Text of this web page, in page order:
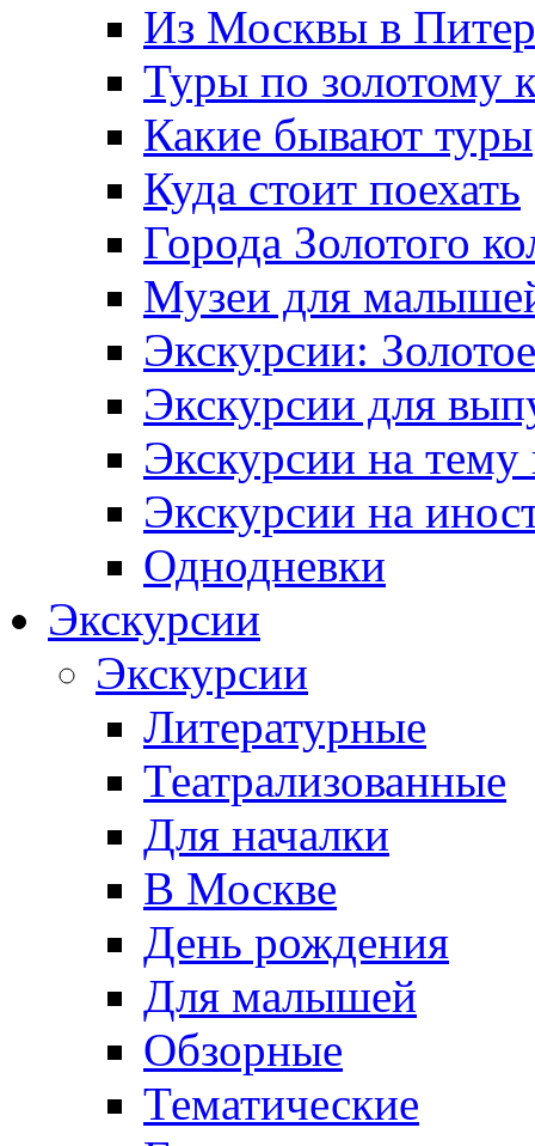
Из Москвы в Питер
Туры по золотому
Какие бывают туры
Куда стоит поехать
Города Золотого
Музеи для
Экскурсии:
Экскурсии для
Экскурсии на тему
Экскурсии на
Однодневки
Экскурсии
Экскурсии
Литературные
Театрализованные
Для началки
В Москве
День рождения
Для малышей
Обзорные
Тематические